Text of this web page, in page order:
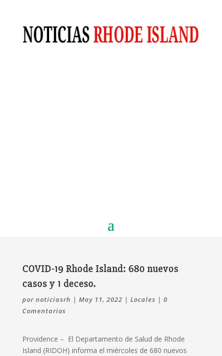
COVID-19 Rhode Island: 680 nuevos
casos y 1 deceso.
por noticiasrh | May 11, 2022 | Locales | 0
Comentarios
Providence – El Departamento de Salud de Rhode
Island (RIDOH) informa el miércoles de 680 nuevos